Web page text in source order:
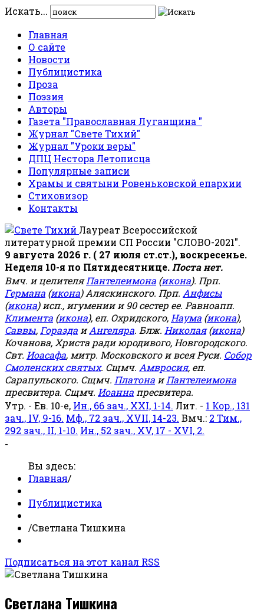
Искать...
Главная
О сайте
Новости
Публицистика
Проза
Поэзия
Авторы
Газета "Православная Луганщина "
Журнал "Свете Тихий"
Журнал "Уроки веры"
ДПЦ Нестора Летописца
Популярные записи
Храмы и святыни Ровеньковской епархии
Стиховизор
Контакты
Лауреат Всероссийской
литературной премии СП России "СЛОВО-2021".
9 августа 2026 г. ( 27 июля ст.ст.), воскресенье.
Неделя 10-я по Пятидесятнице. Поста нет.
Вмч. и целителяПантелеимона (икона). Прп.
Германа (икона) Аляскинского. Прп. Анфисы
(икона) исп., игумении и 90 сестер ее. Равноапп.
Климента (икона), еп. Охридского, Наума (икона),
Саввы, Горазда иАнгеляра. Блж. Николая(икона)
Кочанова, Христа ради юродивого, Новгородского.
Свт. Иоасафа, митр. Московского и всея Руси. Собор
Смоленских святых. Сщмч. Амвросия, еп.
Сарапульского. Сщмч. Платона иПантелеимона
пресвитера. Сщмч. Иоанна пресвитера.
Утр. - Ев. 10-е, Ин., 66 зач., XXI, 1-14. Лит. - 1 Кор., 131
зач., IV, 9-16. Мф., 72 зач., XVII, 14-23. Вмч.: 2 Тим.,
292 зач., II, 1-10. Ин., 52 зач., XV, 17 - XVI, 2.
-
Вы здесь:
Главная/
Публицистика
/Светлана Тишкина
Подписаться на этот канал RSS
Светлана Тишкина